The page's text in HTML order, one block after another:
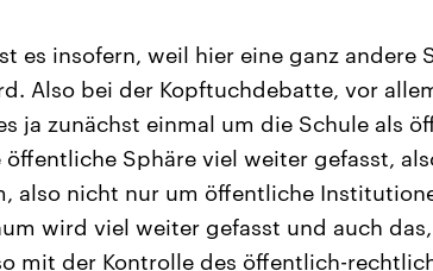
es insofern, weil hier eine ganz andere
Also bei der Kopftuchdebatte, vor
ja zunächst einmal um die Schule als
Sphäre viel weiter gefasst,
also nicht nur um öffentliche
wird viel weiter gefasst und auch
mit der Kontrolle des öffentlich-